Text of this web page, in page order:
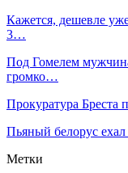
Кажется, дешевле
3…
Под Гомелем
громко…
Прокуратура Бреста
Пьяный белорус
Метки